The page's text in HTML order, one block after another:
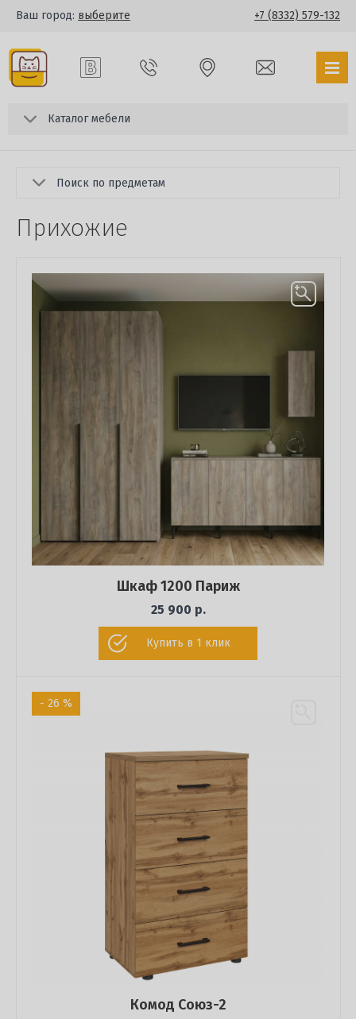
Ваш город: выберите +7 (8332) 579-132
Каталог мебели
Поиск по предметам
Прихожие
Шкаф 1200 Париж
25 900 р.
Купить в 1 клик
- 26 %
Комод Союз-2